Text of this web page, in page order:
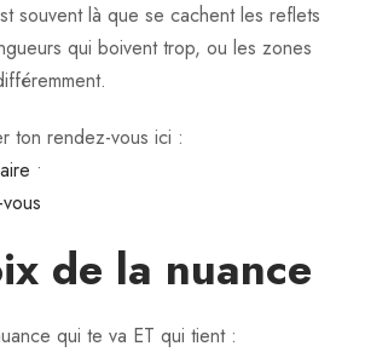
souvent là que se cachent les reflets
qui boivent trop, ou les zones
ton rendez-vous ici :
•
de la nuance
qui te va ET qui tient :